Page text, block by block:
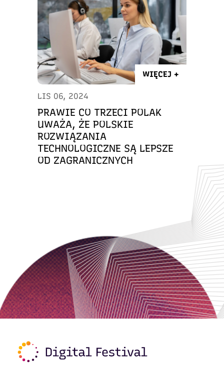
WIĘCEJ +
LIS 06, 2024
PRAWIE CO TRZECI POLAK
UWAŻA, ŻE POLSKIE
ROZWIĄZANIA
TECHNOLOGICZNE SĄ LEPSZE
OD ZAGRANICZNYCH